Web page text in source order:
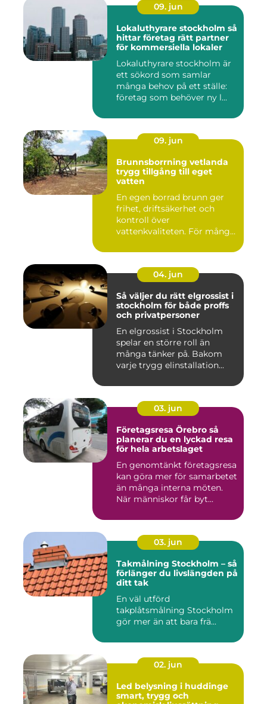
09. jun
Lokaluthyrare stockholm så
hittar företag rätt partner
för kommersiella lokaler
Lokaluthyrare stockholm är
ett sökord som samlar
många behov på ett ställe:
företag som behöver ny l...
09. jun
Brunnsborrning vetlanda
trygg tillgång till eget
vatten
En egen borrad brunn ger
frihet, driftsäkerhet och
kontroll över
vattenkvaliteten. För många
04. jun
Så väljer du rätt elgrossist i
stockholm för både proffs
och privatpersoner
En elgrossist i Stockholm
spelar en större roll än
många tänker på. Bakom
varje trygg elinstallation...
03. jun
Företagsresa Örebro så
planerar du en lyckad resa
för hela arbetslaget
En genomtänkt företagsresa
kan göra mer för samarbetet
än många interna möten.
När människor får byt...
03. jun
Takmålning Stockholm – så
förlänger du livslängden på
ditt tak
En väl utförd
takplåtsmålning Stockholm
gör mer än att bara frä...
02. jun
Led belysning i huddinge
smart, trygg och